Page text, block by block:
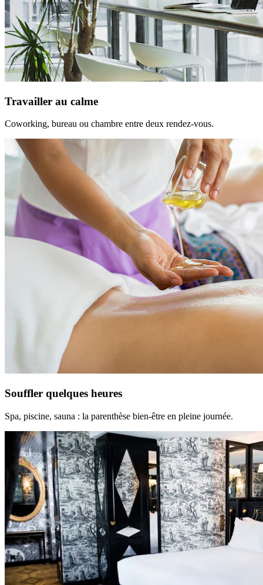
Travailler au calme
Coworking, bureau ou chambre entre deux rendez-vous.
Souffler quelques heures
Spa, piscine, sauna : la parenthèse bien-être en pleine journée.